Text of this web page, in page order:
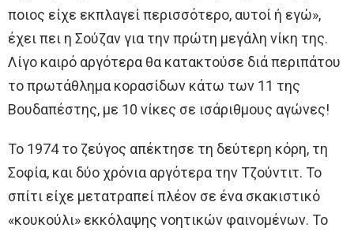
ποιος είχε εκπλαγεί περισσότερο, αυτοί ή εγώ»,
έχει πει η Σούζαν για την πρώτη μεγάλη νίκη της.
Λίγο καιρό αργότερα θα κατακτούσε διά περιπάτου
το πρωτάθλημα κορασίδων κάτω των 11 της
Βουδαπέστης, με 10 νίκες σε ισάριθμους αγώνες!
To 1974 το ζεύγος απέκτησε τη δεύτερη κόρη, τη
Σοφία, και δύο χρόνια αργότερα την Τζούντιτ. Το
σπίτι είχε μετατραπεί πλέον σε ένα σκακιστικό
«κουκούλι» εκκόλαψης νοητικών φαινομένων. Το